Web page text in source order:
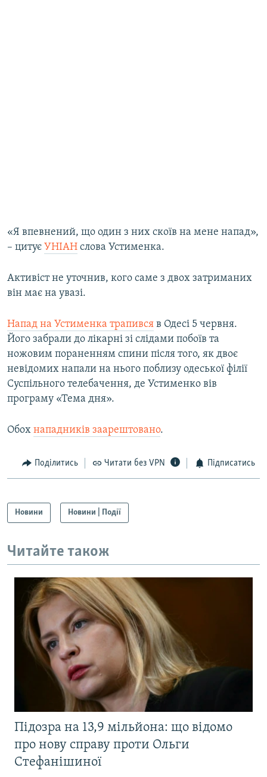
«Я впевнений, що один з них скоїв на мене напад»,
– цитує УНІАН слова Устименка.
Активіст не уточнив, кого саме з двох затриманих
він має на увазі.
Напад на Устименка трапився в Одесі 5 червня.
Його забрали до лікарні зі слідами побоїв та
ножовим пораненням спини після того, як двоє
невідомих напали на нього поблизу одеської філії
Суспільного телебачення, де Устименко вів
програму «Тема дня».
Обох нападників заарештовано.
Поділитись Читати без VPN Підписатись
Новини Новини | Події
Читайте також
Підозра на 13,9 мільйона: що відомо
про нову справу проти Ольги
Стефанішиної